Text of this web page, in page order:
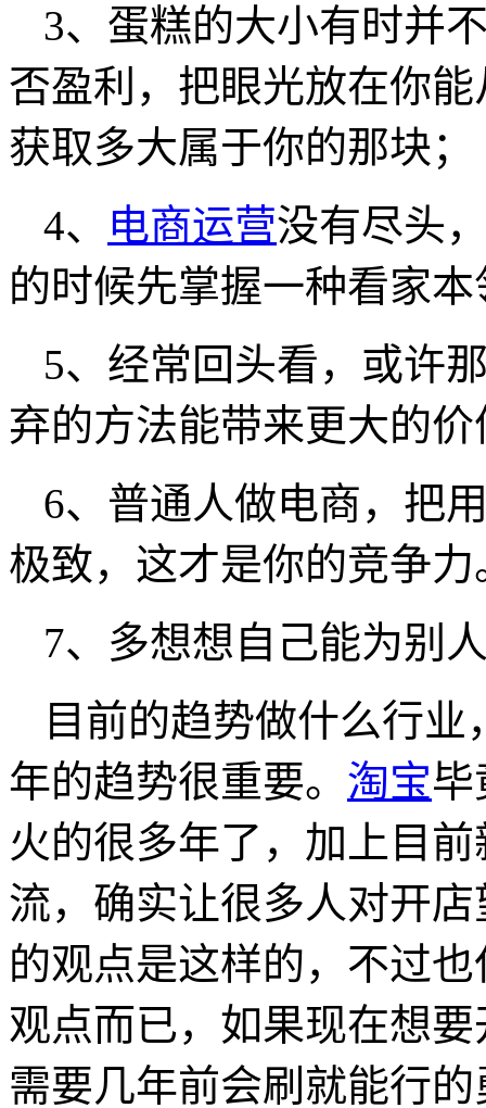
3、蛋糕的大小有时并
否盈利，把眼光放在你
获取多大属于你的那块；
4、
电商运营没有尽头
的时候先掌握一种看家本
5、经常回头看，或许
弃的方法能带来更大的价
6、普通人做电商，把
极致，这才是你的竞争力
7、多想想自己能为别
目前的趋势做什么行业
年的趋势很重要。 淘宝毕
火的很多年了，加上目
流，确实让很多人对开
的观点是这样的，不过
观点而已，如果现在想
需要几年前会刷就能行